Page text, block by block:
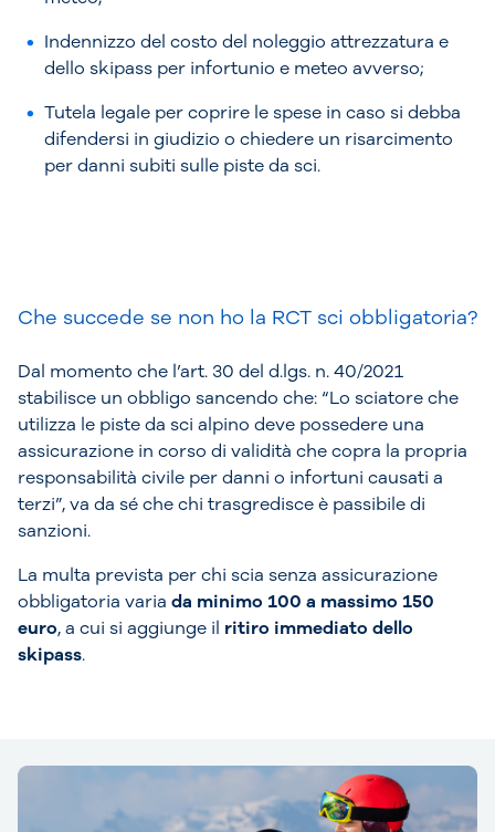
Indennizzo del costo del noleggio attrezzatura e
dello skipass per infortunio e meteo avverso;
Tutela legale per coprire le spese in caso si debba
difendersi in giudizio o chiedere un risarcimento
per danni subiti sulle piste da sci.
Che succede se non ho la RCT sci obbligatoria?
Dal momento che l’art. 30 del d.lgs. n. 40/2021
stabilisce un obbligo sancendo che: “Lo sciatore che
utilizza le piste da sci alpino deve possedere una
assicurazione in corso di validità che copra la propria
responsabilità civile per danni o infortuni causati a
terzi”, va da sé che chi trasgredisce è passibile di
sanzioni.
La multa prevista per chi scia senza assicurazione
obbligatoria varia da minimo 100 a massimo 150
euro, a cui si aggiunge il ritiro immediato dello
skipass.